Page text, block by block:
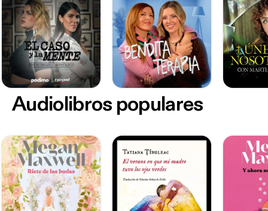
Audiolibros populares